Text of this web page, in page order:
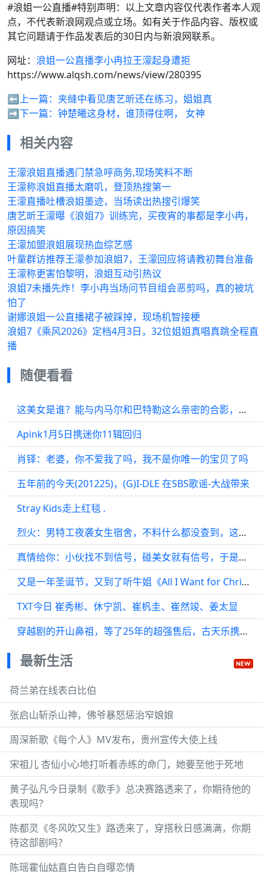
#浪姐一公直播#特别声明：以上文章内容仅代表作者本人观
点，不代表新浪网观点或立场。如有关于作品内容、版权或
其它问题请于作品发表后的30日内与新浪网联系。
网址： 浪姐一公直播李小冉拉王濛起身遭拒
https://www.alqsh.com/news/view/280395
⬅️上一篇： 夹缝中看见唐艺昕还在练习，姐姐真
➡️下一篇： 钟楚曦这身材，谁顶得住啊， 女神
相关内容
王濛浪姐直播遇门禁急呼商务,现场笑料不断
王濛称浪姐直播太磨叽，登顶热搜第一
王濛直播吐槽浪姐墨迹，当场读出热搜引爆笑
唐艺昕王濛曝《浪姐7》训练完，买夜宵的事都是李小冉，
原因搞笑
王濛加盟浪姐展现热血综艺感
叶童群访推荐王濛参加浪姐7，王濛回应将请教初舞台准备
王濛称更害怕黎明，浪姐互动引热议
浪姐7未播先炸！李小冉当场问节目组会恶剪吗，真的被坑
怕了
谢娜浪姐一公直播裙子被踩掉，现场机智接梗
浪姐7《乘风2026》定档4月3日，32位姐姐真唱真跳全程直
播
随便看看
这美女是谁？能与内马尔和巴特勒这么亲密的合影，来头不小啊
Apink1月5日携迷你11辑回归
肖铎：老婆，你不爱我了吗，我不是你唯一的宝贝了吗
五年前的今天(201225)，(G)I-DLE 在SBS歌谣-大战带来
Stray Kids走上红毯 .
烈火：男特工夜袭女生宿舍，不料什么都没查到，这下精彩了
真情给你：小伙找不到信号，碰美女就有信号，于是把她当成了天线
又是一年圣诞节，又到了听牛姐《All I Want for Christmas Is You》的时候
TXT今日 崔秀彬、休宁凯、崔杋圭、崔然竣、姜太显
穿越剧的开山鼻祖，等了25年的超强售后，古天乐携原班人马归来 ！
最新生活
荷兰弟在线表白比伯
张启山斩杀山神，佛爷暴怒惩治窄娘娘
周深新歌《每个人》MV发布，贵州宣传大使上线
宋祖儿 杏仙小心地打听着赤练的命门，她要至他于死地
黄子弘凡今日录制《歌手》总决赛路透来了，你期待他的
表现吗？
陈都灵《冬风吹又生》路透来了，穿搭秋日感满满，你期
待这部剧吗？
陈瑶霍仙姑直白告白自曝恋情